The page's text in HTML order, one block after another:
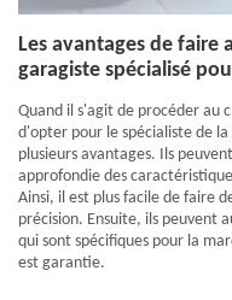
Les avantages de faire
garagiste spécialisé
Quand il s'agit de procéder au
d'opter pour le spécialiste de
plusieurs avantages. Ils
approfondie des
Ainsi, il est plus facile de faire
précision. Ensuite, ils peuvent
qui sont spécifiques pour la
est garantie.